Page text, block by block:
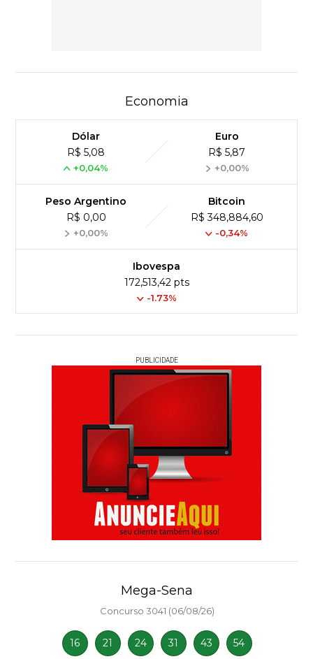
Economia
Dólar
R$ 5,08
+0,04%
Euro
R$ 5,87
+0,00%
Peso Argentino
R$ 0,00
+0,00%
Bitcoin
R$ 348,884,60
-0,34%
Ibovespa
172,513,42 pts
-1.73%
PUBLICIDADE
Mega-Sena
Concurso 3041 (06/08/26)
16 21 24 31 43 54